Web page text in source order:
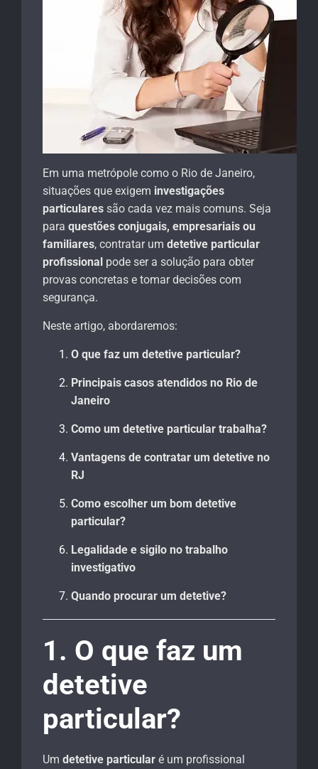
Em uma metrópole como o Rio de Janeiro,
situações que exigem investigações
particulares são cada vez mais comuns. Seja
para questões conjugais, empresariais ou
familiares, contratar um detetive particular
profissional pode ser a solução para obter
provas concretas e tomar decisões com
segurança.
Neste artigo, abordaremos:
O que faz um detetive particular?
Principais casos atendidos no Rio de
Janeiro
Como um detetive particular trabalha?
Vantagens de contratar um detetive no
RJ
Como escolher um bom detetive
particular?
Legalidade e sigilo no trabalho
investigativo
Quando procurar um detetive?
1. O que faz um
detetive
particular?
Um detetive particular é um profissional